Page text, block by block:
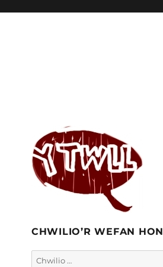
CHWILIO’R WEFAN HON
Chwilio